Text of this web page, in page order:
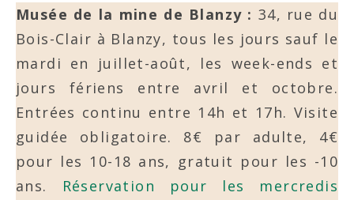
Musée de la mine de Blanzy : 34, rue du
Bois-Clair à Blanzy, tous les jours sauf le
mardi en juillet-août, les week-ends et
jours fériens entre avril et octobre.
Entrées continu entre 14h et 17h. Visite
guidée obligatoire. 8€ par adulte, 4€
pour les 10-18 ans, gratuit pour les -10
ans.
Réservation pour les mercredis